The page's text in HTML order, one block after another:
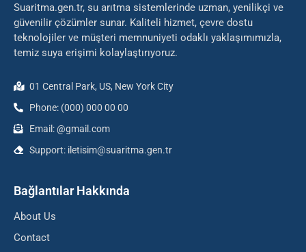
Suaritma.gen.tr, su arıtma sistemlerinde uzman, yenilikçi ve
güvenilir çözümler sunar. Kaliteli hizmet, çevre dostu
teknolojiler ve müşteri memnuniyeti odaklı yaklaşımımızla,
temiz suya erişimi kolaylaştırıyoruz.
01 Central Park, US, New York City
Phone: (000) 000 00 00
Email: @gmail.com
Support: iletisim@suaritma.gen.tr
Bağlantılar Hakkında
About Us
Contact